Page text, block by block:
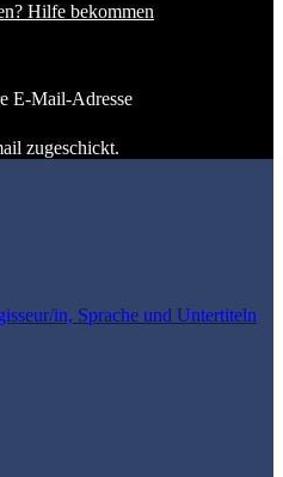
Hilfe bekommen
E-Mail-Adresse
zugeschickt.
in, Sprache und Untertiteln